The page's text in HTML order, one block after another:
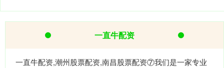
一直牛配资
一直牛配资,潮州股票配资,南昌股票配资⑦我们是一家专业